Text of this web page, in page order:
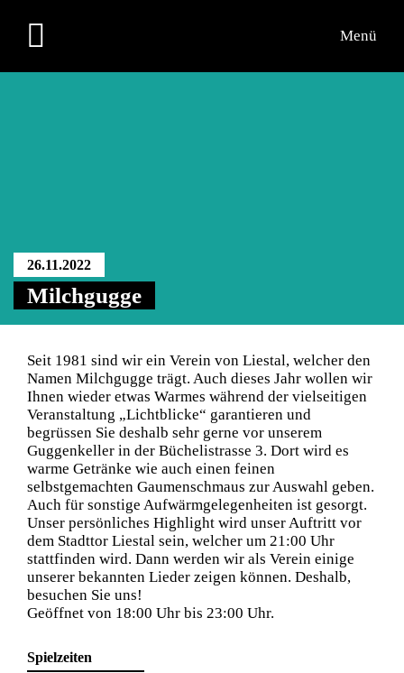
Menü
26.11.2022
Milchgugge
Seit 1981 sind wir ein Verein von Liestal, welcher den
Namen Milchgugge trägt. Auch dieses Jahr wollen wir
Ihnen wieder etwas Warmes während der vielseitigen
Veranstaltung „Lichtblicke“ garantieren und
begrüssen Sie deshalb sehr gerne vor unserem
Guggenkeller in der Büchelistrasse 3. Dort wird es
warme Getränke wie auch einen feinen
selbstgemachten Gaumenschmaus zur Auswahl geben.
Auch für sonstige Aufwärmgelegenheiten ist gesorgt.
Unser persönliches Highlight wird unser Auftritt vor
dem Stadttor Liestal sein, welcher um 21:00 Uhr
stattfinden wird. Dann werden wir als Verein einige
unserer bekannten Lieder zeigen können. Deshalb,
besuchen Sie uns!
Geöffnet von 18:00 Uhr bis 23:00 Uhr.
Spielzeiten